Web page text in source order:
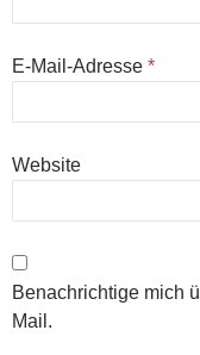
E-Mail-Adresse *
Website
Benachrichtige mich
Mail.